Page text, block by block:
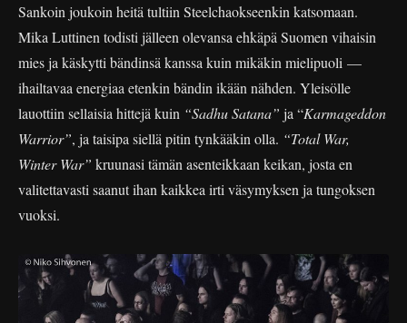
Sankoin joukoin heitä tultiin Steelchaokseenkin katsomaan.
Mika Luttinen todisti jälleen olevansa ehkäpä Suomen vihaisin
mies ja käskytti bändinsä kanssa kuin mikäkin mielipuoli —
ihailtavaa energiaa etenkin bändin ikään nähden. Yleisölle
lauottiin sellaisia hittejä kuin “Sadhu Satana” ja “Karmageddon
Warrior”, ja taisipa siellä pitin tynkääkin olla. “Total War,
Winter War” kruunasi tämän asenteikkaan keikan, josta en
valitettavasti saanut ihan kaikkea irti väsymyksen ja tungoksen
vuoksi.